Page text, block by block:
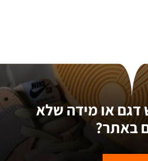
דגם או מידה שלא
באתר?